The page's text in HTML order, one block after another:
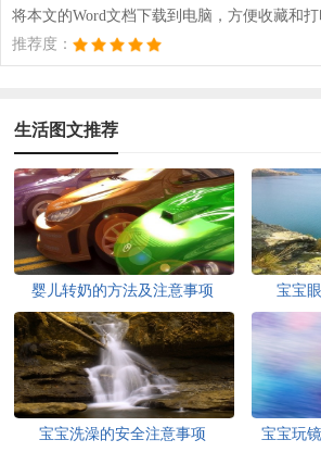
将本文的Word文档下载到电脑，方便收藏和打
推荐度：
生活图文推荐
婴儿转奶的方法及注意事项 宝宝
宝宝洗澡的安全注意事项 宝宝玩